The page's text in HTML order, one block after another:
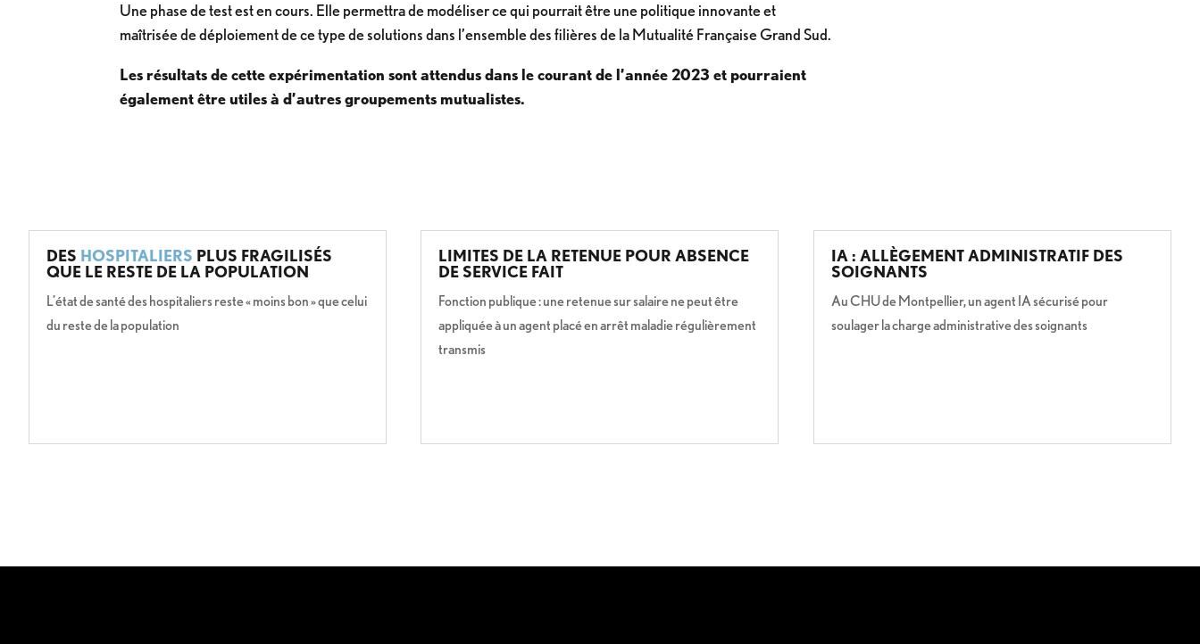
Une phase de test est en cours. Elle permettra de modéliser ce qui pourrait être une politique innovante et
maîtrisée de déploiement de ce type de solutions dans l’ensemble des filières de la Mutualité Française Grand Sud.
Les résultats de cette expérimentation sont attendus dans le courant de l’année 2023 et pourraient
également être utiles à d’autres groupements mutualistes.
DES HOSPITALIERS PLUS FRAGILISÉS
QUE LE RESTE DE LA POPULATION
L’état de santé des hospitaliers reste « moins bon » que celui
du reste de la population
LIMITES DE LA RETENUE POUR ABSENCE
DE SERVICE FAIT
Fonction publique : une retenue sur salaire ne peut être
appliquée à un agent placé en arrêt maladie régulièrement
transmis
IA : ALLÈGEMENT ADMINISTRATIF DES
SOIGNANTS
Au CHU de Montpellier, un agent IA sécurisé pour
soulager la charge administrative des soignants